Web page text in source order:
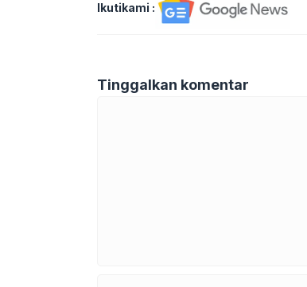
Ikutikami :
Tinggalkan komentar